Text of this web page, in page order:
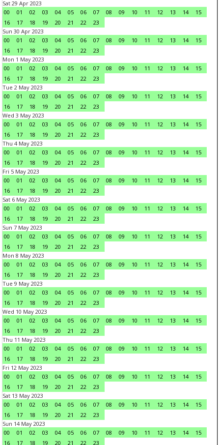
Sat 29 Apr 2023
00
01 02 03 04 05 06 07 08 09 10 11 12 13 14
15
16
17 18 19 20 21 22
23
Sun 30 Apr 2023
00
01 02 03 04 05 06 07 08 09 10 11 12 13 14
15
16
17 18 19 20 21 22
23
Mon 1 May 2023
00
01 02 03 04 05 06 07 08 09 10 11 12 13 14
15
16
17 18 19 20 21 22
23
Tue 2 May 2023
00
01 02 03 04 05 06 07 08 09 10 11 12 13 14
15
16
17 18 19 20 21 22
23
Wed 3 May 2023
00
01 02 03 04 05 06 07 08 09 10 11 12 13 14
15
16
17 18 19 20 21 22
23
Thu 4 May 2023
00
01 02 03 04 05 06 07 08 09 10 11 12 13 14
15
16
17 18 19 20 21 22
23
Fri 5 May 2023
00
01 02 03 04 05 06 07 08 09 10 11 12 13 14
15
16
17 18 19 20 21 22
23
Sat 6 May 2023
00
01 02 03 04 05 06 07 08 09 10 11 12 13 14
15
16
17 18 19 20 21 22
23
Sun 7 May 2023
00
01 02 03 04 05 06 07 08 09 10 11 12 13 14
15
16
17 18 19 20 21 22
23
Mon 8 May 2023
00
01 02 03 04 05 06 07 08 09 10 11 12 13 14
15
16
17 18 19 20 21 22
23
Tue 9 May 2023
00
01 02 03 04 05 06 07 08 09 10 11 12 13 14
15
16
17 18 19 20 21 22
23
Wed 10 May 2023
00
01 02 03 04 05 06 07 08 09 10 11 12 13 14
15
16
17 18 19 20 21 22
23
Thu 11 May 2023
00
01 02 03 04 05 06 07 08 09 10 11 12 13 14
15
16
17 18 19 20 21 22
23
Fri 12 May 2023
00
01 02 03 04 05 06 07 08 09 10 11 12 13 14
15
16
17 18 19 20 21 22
23
Sat 13 May 2023
00
01 02 03 04 05 06 07 08 09 10 11 12 13 14
15
16
17 18 19 20 21 22
23
Sun 14 May 2023
00
01 02 03 04 05 06 07 08 09 10 11 12 13 14
15
16
17 18 19 20 21 22 23